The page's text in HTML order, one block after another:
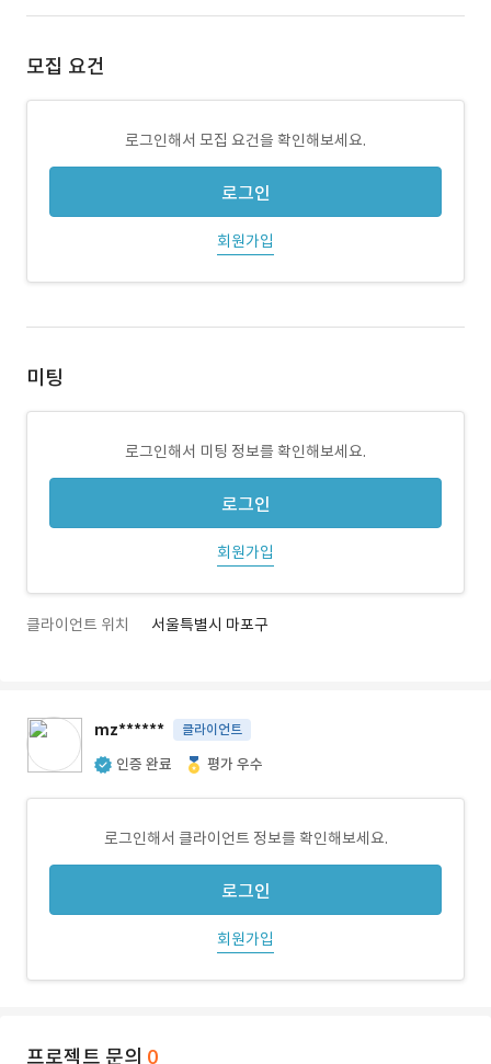
모집 요건
로그인해서 모집 요건을 확인해보세요.
로그인
회원가입
미팅
로그인해서 미팅 정보를 확인해보세요.
로그인
회원가입
클라이언트 위치 서울특별시 마포구
mz****** 클라이언트
인증 완료 평가 우수
로그인해서 클라이언트 정보를 확인해보세요.
로그인
회원가입
프로젝트 문의 0